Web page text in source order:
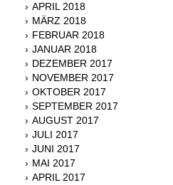
APRIL 2018
MÄRZ 2018
FEBRUAR 2018
JANUAR 2018
DEZEMBER 2017
NOVEMBER 2017
OKTOBER 2017
SEPTEMBER 2017
AUGUST 2017
JULI 2017
JUNI 2017
MAI 2017
APRIL 2017